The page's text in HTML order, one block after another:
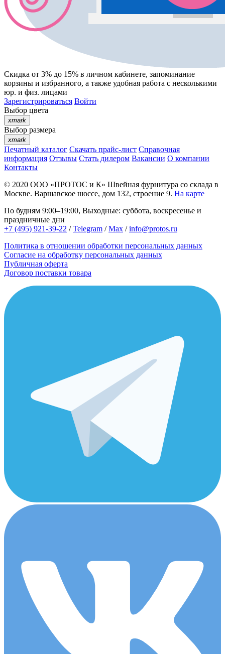
Скидка от 3% до 15% в личном кабинете, запоминание
корзины и избранного, а также удобная работа с несколькими
юр. и физ. лицами
Зарегистрироваться Войти
Выбор цвета
xmark
Выбор размера
xmark
Печатный каталог Скачать прайс-лист Справочная
информация Отзывы Стать дилером Вакансии О компании
Контакты
© 2020 ООО «ПРОТОС и К» Швейная фурнитура со склада в
Москве. Варшавское шоссе, дом 132, строение 9. На карте
По будням 9:00–19:00, Выходные: суббота, воскресенье и
праздничные дни
+7 (495) 921-39-22 /Telegram /Max /info@protos.ru
Политика в отношении обработки персональных данных
Согласие на обработку персональных данных
Публичная оферта
Договор поставки товара